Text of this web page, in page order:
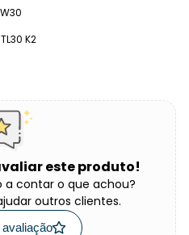
K2
este produto!
a contar o que achou?
outros clientes.